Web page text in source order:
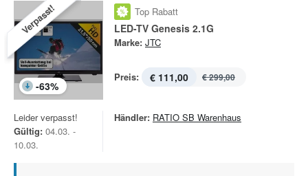
Verpasst!
-63%
Top Rabatt
LED-TV Genesis 2.1G
Marke: JTC
Preis: € 111,00 € 299,00
Leider verpasst!
Gültig: 04.03. -
10.03.
Händler: RATIO SB Warenhaus